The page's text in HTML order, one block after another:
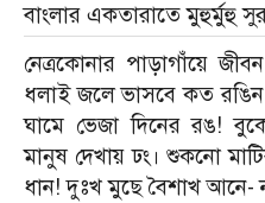
বাংলার একতারাতে মুহুর্মুহু
নেত্রকোনার পাড়াগাঁয়ে
ধলাই জলে ভাসবে কত রঙিন
ঘামে ভেজা দিনের রঙ!
মানুষ দেখায় ঢং। শুকনো
ধান! দুঃখ মুছে বৈশাখ আনে-